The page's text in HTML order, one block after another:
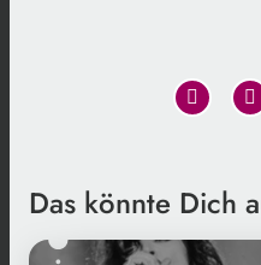
Das könnte Dich